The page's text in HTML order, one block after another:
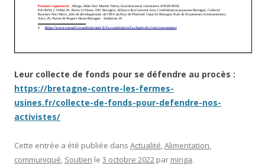
Leur collecte de fonds pour se défendre au procès :
https://bretagne-contre-les-fermes-
usines.fr/collecte-de-fonds-pour-defendre-nos-
activistes/
Cette entrée a été publiée dans Actualité,Alimentation,
communiqué, Soutien le 3 octobre 2022 par minga.